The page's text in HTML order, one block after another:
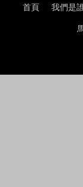
首頁 我們是